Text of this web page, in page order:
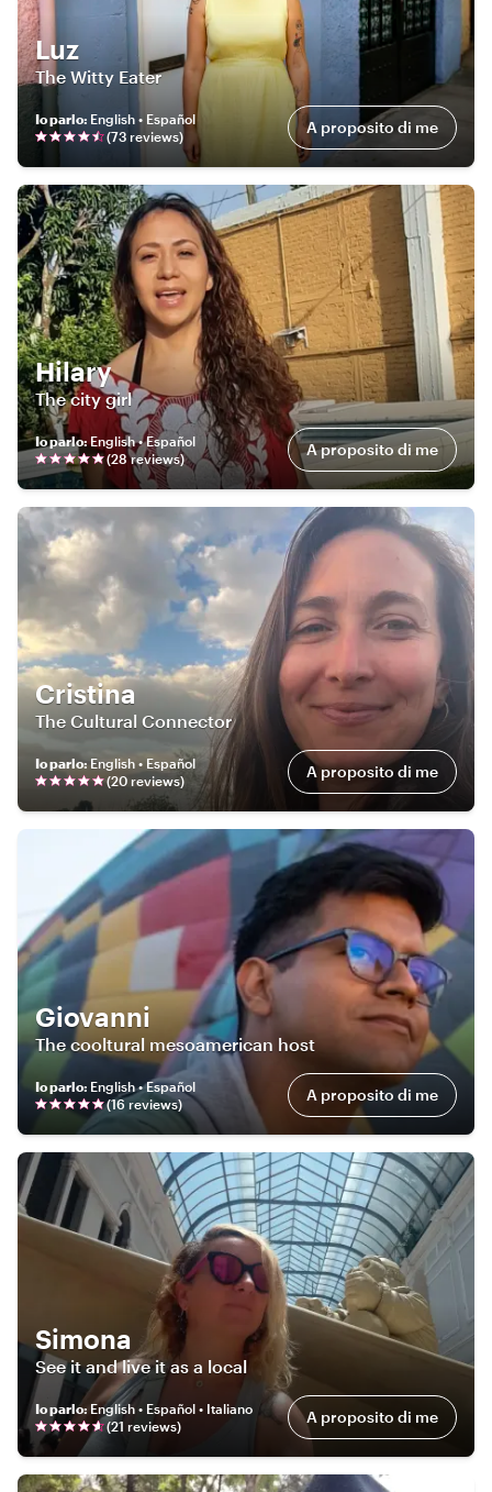
Luz
The Witty Eater
Io parlo: English • Español
(73 reviews) A proposito di me
Hilary
The city girl
Io parlo:English • Español
(28reviews) A proposito di me
Cristina
The Cultural Connector
Io parlo: English • Español
(20 reviews) A proposito di me
Giovanni
The cooltural mesoamerican host
Io parlo: English • Español
(16 reviews) A proposito di me
Simona
See it and live it as a local
Io parlo: English • Español • Italiano
(21 reviews) A proposito di me